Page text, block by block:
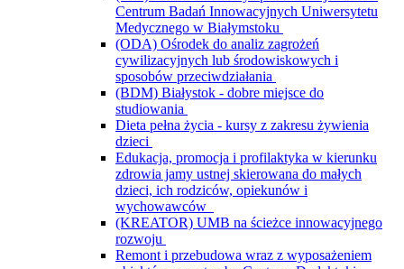
Centrum Badań Innowacyjnych Uniwersytetu
Medycznego w Białymstoku
(ODA) Ośrodek do analiz zagrożeń
cywilizacyjnych lub środowiskowych i
sposobów przeciwdziałania
(BDM) Białystok - dobre miejsce do
studiowania
Dieta pełna życia - kursy z zakresu żywienia
dzieci
Edukacja, promocja i profilaktyka w kierunku
zdrowia jamy ustnej skierowana do małych
dzieci, ich rodziców, opiekunów i
wychowawców
(KREATOR) UMB na ścieżce innowacyjnego
rozwoju
Remont i przebudowa wraz z wyposażeniem